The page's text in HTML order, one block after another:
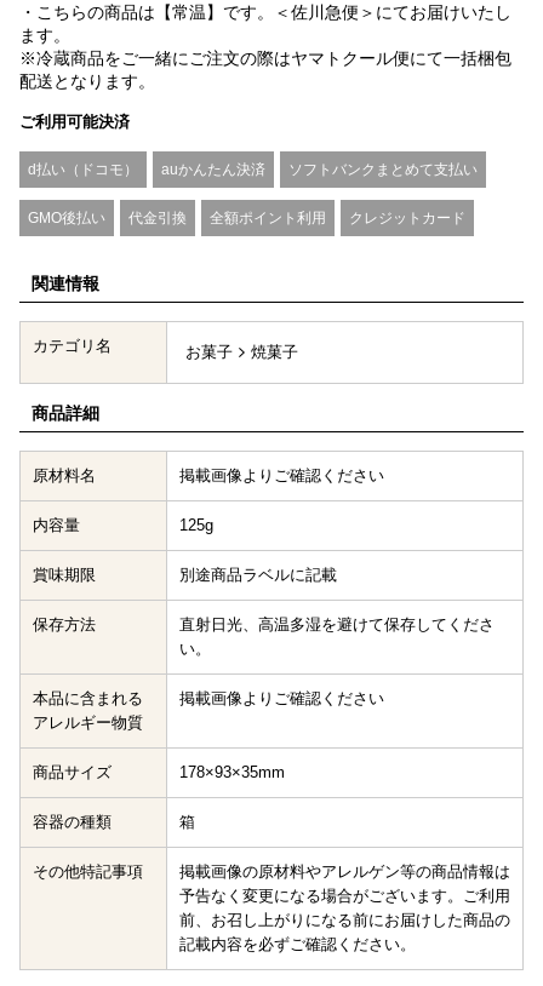
・こちらの商品は【常温】です。＜佐川急便＞にてお届けいたし
ます。
※冷蔵商品をご一緒にご注文の際はヤマトクール便にて一括梱包
配送となります。
ご利用可能決済
d払い（ドコモ） auかんたん決済 ソフトバンクまとめて支払い
GMO後払い 代金引換 全額ポイント利用 クレジットカード
関連情報
カテゴリ名 お菓子 焼菓子
商品詳細
原材料名 掲載画像よりご確認ください
内容量 125g
賞味期限 別途商品ラベルに記載
保存方法
直射日光、高温多湿を避けて保存してくださ
い。
本品に含まれる
アレルギー物質
掲載画像よりご確認ください
商品サイズ 178×93×35mm
容器の種類 箱
その他特記事項
掲載画像の原材料やアレルゲン等の商品情報は
予告なく変更になる場合がございます。ご利用
前、お召し上がりになる前にお届けした商品の
記載内容を必ずご確認ください。